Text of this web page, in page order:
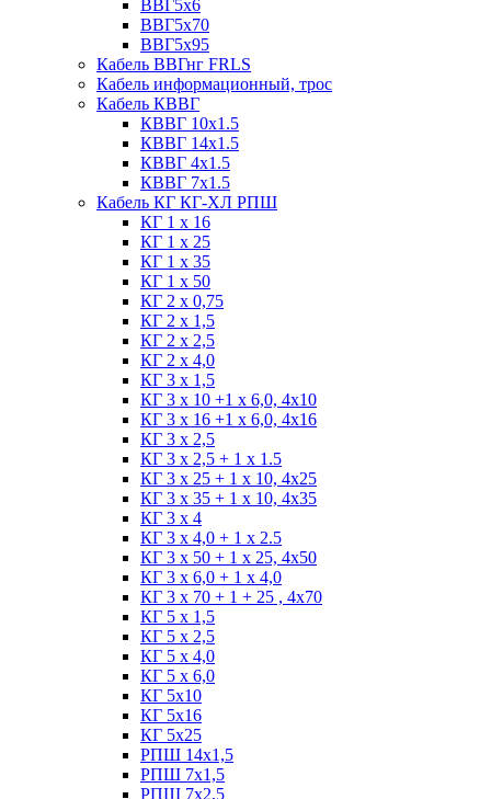
ВВГ5х6
ВВГ5х70
ВВГ5х95
Кабель ВВГнг FRLS
Кабель информационный, трос
Кабель КВВГ
КВВГ 10х1.5
КВВГ 14х1.5
КВВГ 4х1.5
КВВГ 7х1.5
Кабель КГ КГ-ХЛ РПШ
КГ 1 х 16
КГ 1 х 25
КГ 1 х 35
КГ 1 х 50
КГ 2 х 0,75
КГ 2 х 1,5
КГ 2 х 2,5
КГ 2 х 4,0
КГ 3 х 1,5
КГ 3 х 10 +1 x 6,0, 4х10
КГ 3 х 16 +1 x 6,0, 4х16
КГ 3 х 2,5
КГ 3 х 2,5 + 1 x 1.5
КГ 3 х 25 + 1 х 10, 4х25
КГ 3 х 35 + 1 x 10, 4х35
КГ 3 х 4
КГ 3 х 4,0 + 1 x 2.5
КГ 3 х 50 + 1 x 25, 4х50
КГ 3 х 6,0 + 1 x 4,0
КГ 3 х 70 + 1 + 25 , 4х70
КГ 5 х 1,5
КГ 5 х 2,5
КГ 5 х 4,0
КГ 5 х 6,0
КГ 5х10
КГ 5х16
КГ 5х25
РПШ 14х1,5
РПШ 7х1,5
РПШ 7х2,5